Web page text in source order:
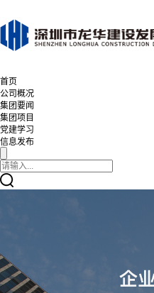
首页
公司概况
集团要闻
集团项目
党建学习
信息发布